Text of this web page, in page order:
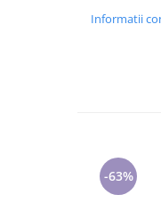
Cadouri Colegi, sefi sau
Informatii
-63%